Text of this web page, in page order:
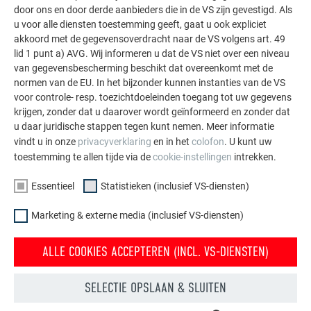
aluminiumoplossingen voor dak, zonne-energie en
gevel.
MEER REFERENTIES BEKIJKEN
door ons en door derde aanbieders die in de VS zijn gevestigd. Als
u voor alle diensten toestemming geeft, gaat u ook expliciet
akkoord met de gegevensoverdracht naar de VS volgens art. 49
lid 1 punt a) AVG. Wij informeren u dat de VS niet over een niveau
van gegevensbescherming beschikt dat overeenkomt met de
normen van de EU. In het bijzonder kunnen instanties van de VS
voor controle- resp. toezichtdoeleinden toegang tot uw gegevens
krijgen, zonder dat u daarover wordt geïnformeerd en zonder dat
u daar juridische stappen tegen kunt nemen. Meer informatie
vindt u in onze privacyverklaring en in het colofon. U kunt uw
toestemming te allen tijde via decookie-instellingen intrekken.
Essentieel Statistieken (inclusief VS-diensten)
Marketing & externe media (inclusief VS-diensten)
ALLE COOKIES ACCEPTEREN (INCL. VS-DIENSTEN)
SELECTIE OPSLAAN & SLUITEN